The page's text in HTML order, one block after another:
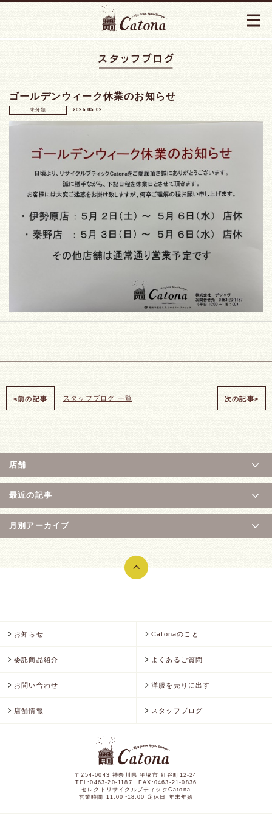
ゴールデンウィーク休業のお知らせ
未分類 2026.05.02
<前の記事 スタッフブログ 一覧 次の記事>
店舗
最近の記事
月別アーカイブ
お知らせ Catonaのこと
委託商品紹介 よくあるご質問
お問い合わせ 洋服を売りに出す
店舗情報 スタッフブログ
〒254-0043 神奈川県 平塚市 紅谷町12-24
TEL:0463-20-1187 FAX:0463-21-0836
セレクトリサイクルブティックCatona
営業時間 11:00~18:00 定休日 年末年始